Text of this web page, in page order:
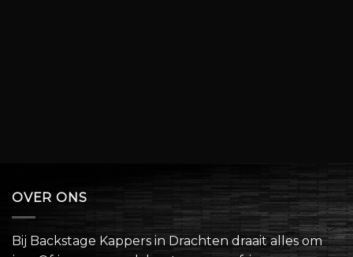
OVER ONS
Bij Backstage Kappers in Drachten draait alles om